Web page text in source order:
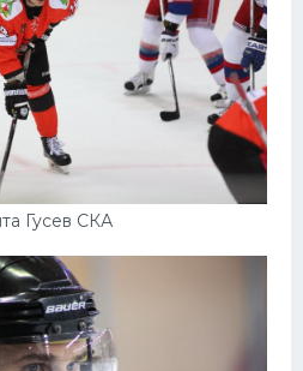
Гусев СКА